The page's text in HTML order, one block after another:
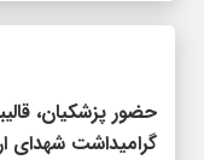
حضور پزشکیان،
گرامیداشت شهدای